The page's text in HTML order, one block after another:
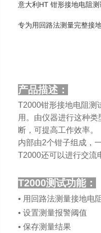
意大利HT 钳形接地电阻
专为用回路法测量完整接
产品描述：
T2000钳形接地电阻测
用。由仪器进行这种
断，可提高工作效率。
内部由2个钳子组成，
T2000还可以进行交流
T2000测试功能：
• 用回路法测量接地电
• 设置测量报警阈值
• 保存测量结果